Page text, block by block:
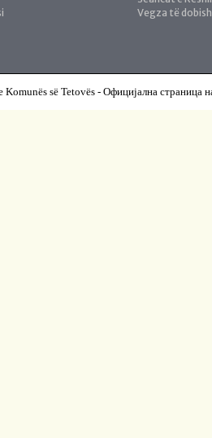
Vegza të
Komunës së Tetovës - Официјална